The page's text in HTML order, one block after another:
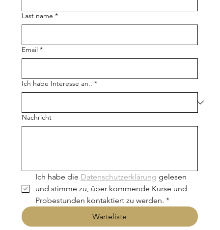
Last name *
Email *
Ich habe Interesse an.. *
Nachricht
Ich habe die Datenschutzerklärung gelesen
und stimme zu, über kommende Kurse und
Probestunden kontaktiert zu werden. *
Warteliste